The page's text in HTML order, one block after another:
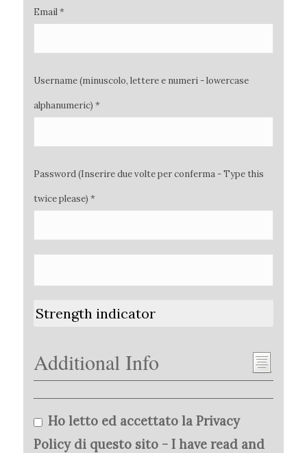
Email *
Username (minuscolo, lettere e numeri - lowercase
alphanumeric) *
Password (Inserire due volte per conferma - Type this
twice please) *
Strength indicator
Additional Info
Ho letto ed accettato la Privacy
Policy di questo sito - I have read and